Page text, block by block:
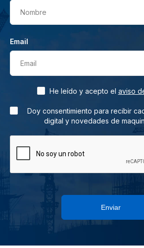
Nombre
Email
Email
He leído y acepto el aviso
Doy consentimiento para recibir
digital y novedades de
Enviar